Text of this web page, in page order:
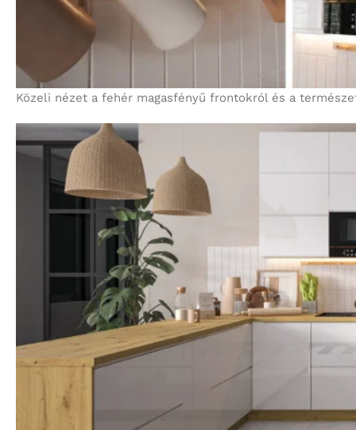
Közeli nézet a fehér magasfényű frontokról és a